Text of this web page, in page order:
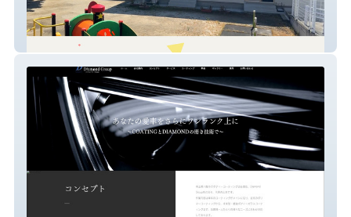
認定こども園 水俣幼稚園